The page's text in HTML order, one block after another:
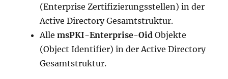
(Enterprise Zertifizierungsstellen) in der
Active Directory Gesamtstruktur.
AllemsPKI-Enterprise-Oid Objekte
(Object Identifier) in der Active Directory
Gesamtstruktur.